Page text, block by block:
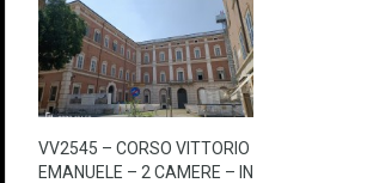
VV2545 – CORSO VITTORIO
EMANUELE – 2 CAMERE – IN